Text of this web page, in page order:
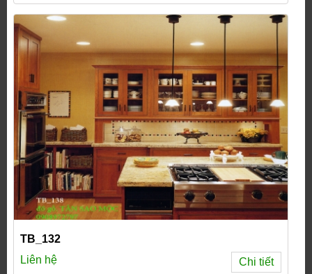
TB_132
Liên hệ
Chi tiết